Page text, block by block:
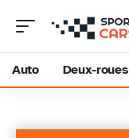
Auto Deux-roues